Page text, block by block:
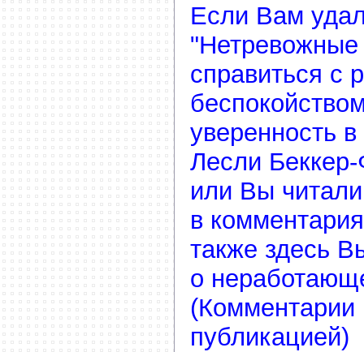
Если Вам
справиться с
уверенность
Лесли
или Вы
в
также здесь
о
(Комментарии
публикацией)